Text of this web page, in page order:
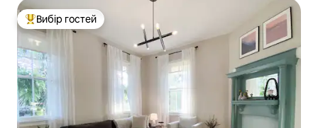
Топ вибір гостей
Вибір гостей